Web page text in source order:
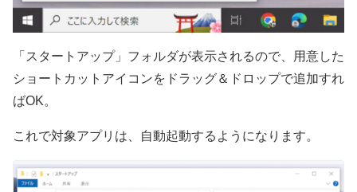
「スタートアップ」フォルダが表示されるので、用意した
ショートカットアイコンをドラッグ＆ドロップで追加すれ
ばOK。
これで対象アプリは、自動起動するようになります。